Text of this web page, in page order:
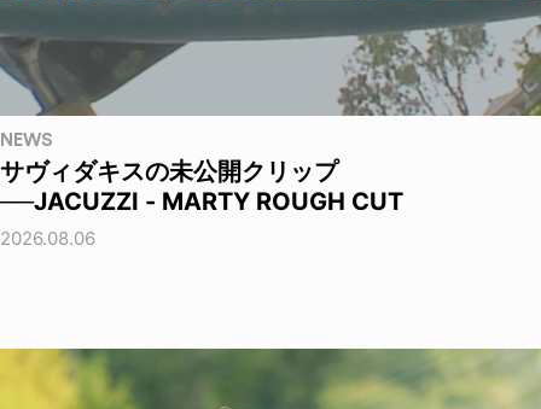
NEWS
サヴィダキスの未公開クリップ
──JACUZZI - MARTY ROUGH CUT
2026.08.06